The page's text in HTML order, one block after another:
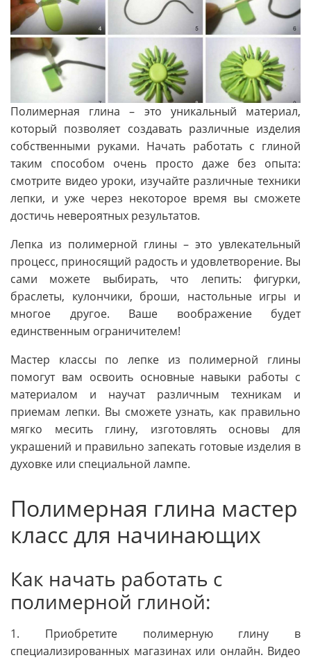
Полимерная глина – это уникальный материал,
который позволяет создавать различные изделия
собственными руками. Начать работать с глиной
таким способом очень просто даже без опыта:
смотрите видео уроки, изучайте различные техники
лепки, и уже через некоторое время вы сможете
достичь невероятных результатов.
Лепка из полимерной глины – это увлекательный
процесс, приносящий радость и удовлетворение. Вы
сами можете выбирать, что лепить: фигурки,
браслеты, кулончики, броши, настольные игры и
многое другое. Ваше воображение будет
единственным ограничителем!
Мастер классы по лепке из полимерной глины
помогут вам освоить основные навыки работы с
материалом и научат различным техникам и
приемам лепки. Вы сможете узнать, как правильно
мягко месить глину, изготовлять основы для
украшений и правильно запекать готовые изделия в
духовке или специальной лампе.
Полимерная глина мастер
класс для начинающих
Как начать работать с
полимерной глиной:
1. Приобретите полимерную глину в
специализированных магазинах или онлайн. Видео